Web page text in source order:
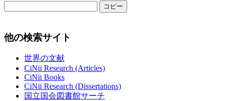
コピー
他の検索サイト
世界の文献
CiNii Research (Articles)
CiNii Books
CiNii Research (Dissertations)
国立国会図書館サーチ